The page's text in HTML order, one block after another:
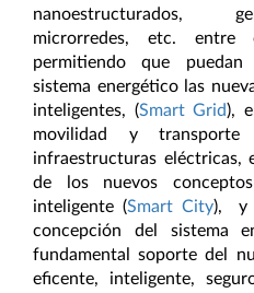
nanoestructurados,
microrredes, etc. entre
permitiendo que
sistema energético las
inteligentes, (Smart Grid),
movilidad y
infraestructuras eléctricas,
de los nuevos
inteligente (Smart City), y
concepción del sistema
fundamental soporte del
eficente, inteligente,